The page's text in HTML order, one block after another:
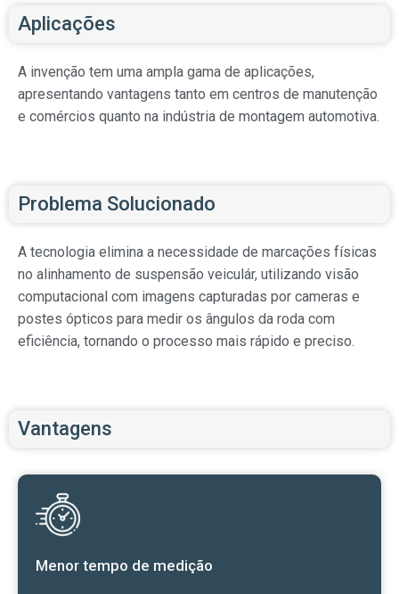
Aplicações
A invenção tem uma ampla gama de aplicações,
apresentando vantagens tanto em centros de manutenção
e comércios quanto na indústria de montagem automotiva.
Problema Solucionado
A tecnologia elimina a necessidade de marcações físicas
no alinhamento de suspensão veiculár, utilizando visão
computacional com imagens capturadas por cameras e
postes ópticos para medir os ângulos da roda com
eficiência, tornando o processo mais rápido e preciso.
Vantagens
Menor tempo de medição